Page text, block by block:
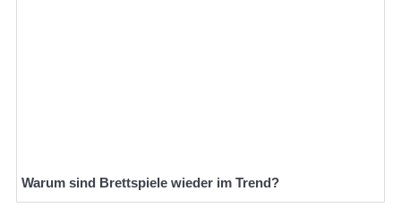
Warum sind Brettspiele wieder im Trend?